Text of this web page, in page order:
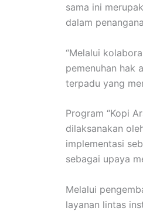
sama ini
dalam
“Melalui
pemenuhan hak
terpadu yang
Program “Kopi
dilaksanakan
implementasi
sebagai upaya
Melalui
layanan lintas